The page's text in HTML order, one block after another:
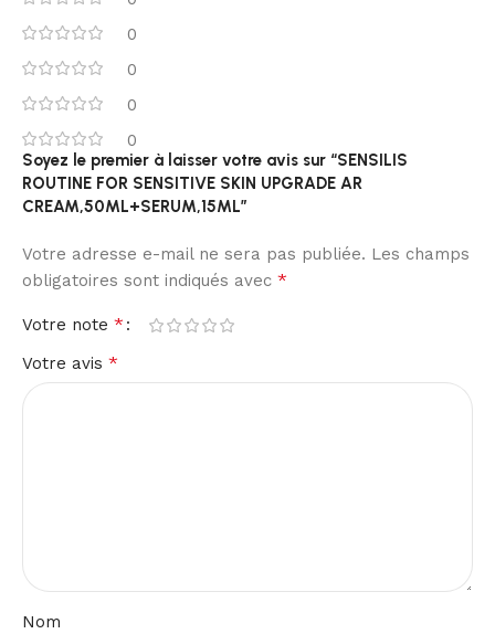
0
0
0
0
Soyez le premier à laisser votre avis sur “SENSILIS
ROUTINE FOR SENSITIVE SKIN UPGRADE AR
CREAM,50ML+SERUM,15ML”
Votre adresse e-mail ne sera pas publiée. Les champs
obligatoires sont indiqués avec *
Votre note *
Votre avis *
Nom